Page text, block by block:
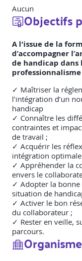
Aucun
Objectifs
A l'issue de la
d’accompagner
de handicap dans
✓ Maîtriser la
l’intégration d’un
handicap
✓ Connaître les
contraintes et
de travail ;
✓ Acquérir les
intégration
✓ Appréhender la
envers le
✓ Adopter la bonne
situation de
✓ Activer le bon
du collaborateur ;
✓ Rester en veille,
parcours.